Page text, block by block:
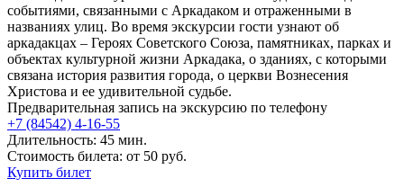
событиями, связанными с Аркадаком и отраженными в
названиях улиц. Во время экскурсии гости узнают об
аркадакцах – Героях Советского Союза, памятниках, парках и
объектах культурной жизни Аркадака, о зданиях, с которыми
связана история развития города, о церкви Вознесения
Христова и ее удивительной судьбе.
Предварительная запись на экскурсию по телефону
+7 (84542) 4-16-55
Длительность: 45 мин.
Стоимость билета: от 50 руб.
Купить билет